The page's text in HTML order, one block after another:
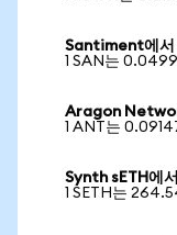
Santiment에서
1 SAN는
Aragon
1 ANT는
Synth sETH에
1 SETH는